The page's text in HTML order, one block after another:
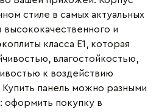
стиле в самых актуальных
высококачественного и
класса Е1, которая
влагостойкостью,
к воздействию
панель можно разными
оформить покупку в